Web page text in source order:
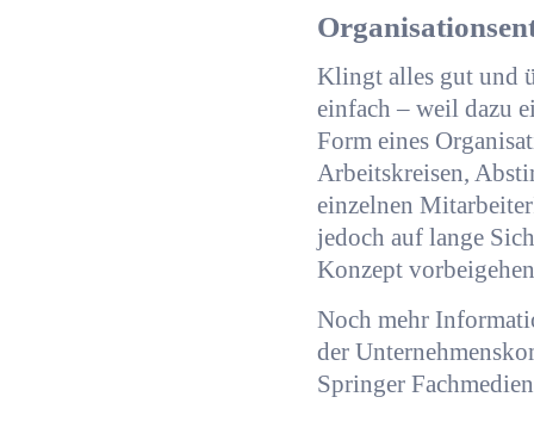
Klingt alles gut und
einfach – weil dazu
Form eines
Arbeitskreisen,
einzelnen
jedoch auf lange
Konzept
Noch mehr
der
Springer